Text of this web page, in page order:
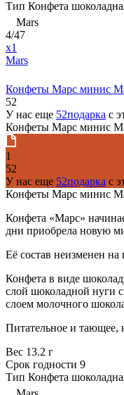
Тип Конфета
Mars
4/47
x1
Mars
Конфеты Марс минис
52
У нас еще 52подарка с
Конфеты Марс минис
1
52
У нас еще 52подарка с
Конфеты Марс минис
Конфета «Марс»
дни приобрела новую
Её состав неизменен на
Конфета в виде
слой шоколадной нуги
слоем молочного
Питательное и тающее,
Вес 13.2 г
Срок годности 9
Тип Конфета